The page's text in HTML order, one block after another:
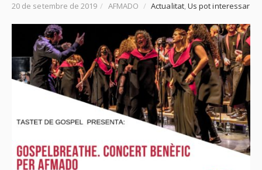
20 de setembre de 2019 / AFMADO / Actualitat,Us pot interessar